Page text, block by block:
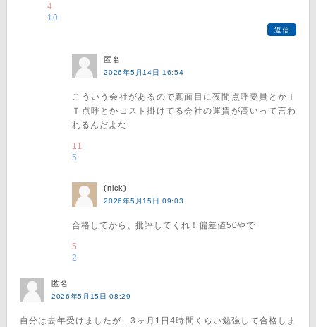
4
10
返信
匿名
2026年5月14日 16:54
こういう会社があるので真面目に夜間点呼要員とかＩ
Ｔ点呼とかコスト掛けてる会社の運賃が高いって言わ
れるんだよな
11
5
(nick)
2026年5月15日 09:03
合格してから、批評してくれ！偏差値50やで
5
2
匿名
2026年5月15日 08:29
自分は去年受けましたが…3ヶ月1日4時間くらい勉強して合格しま